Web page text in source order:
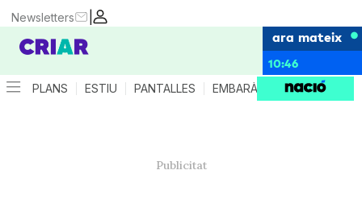
|
Newsletters
ara mateix
10:46
PLANS ESTIU PANTALLES EMBARÀS CRIANÇA